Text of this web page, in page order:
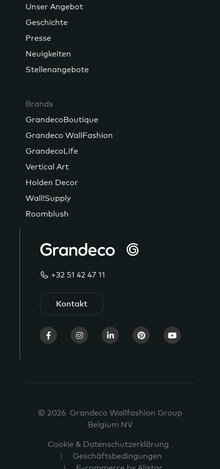
Unser Angebot
Geschichte
Presse
Neuigkeiten
Stellenangebote
Brands
GrandecoBoutique
Grandeco WallFashion
GrandecoLife
Vertical Art
Holden Decor
Wall!Supply
Roomblush
+32 51 42 47 11
Kontakt
© 2026 Grandeco Wallfashion Group
Belgium NV
Cookie & Datenschutzerklärung
Geschäftsbedingungen